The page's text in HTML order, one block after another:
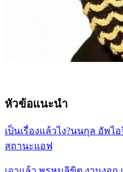
หัวข้อแนะนำ
เป็นเรื่องแล้วไง?นนกุล อัพ
สถานะแอฟ